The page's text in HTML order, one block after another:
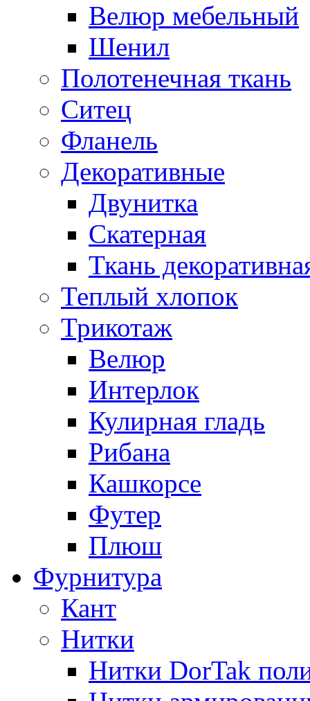
Велюр мебельный
Шенил
Полотенечная ткань
Ситец
Фланель
Декоративные
Двунитка
Скатерная
Ткань
Теплый хлопок
Трикотаж
Велюр
Интерлок
Кулирная гладь
Рибана
Кашкорсе
Футер
Плюш
Фурнитура
Кант
Нитки
Нитки DorTak